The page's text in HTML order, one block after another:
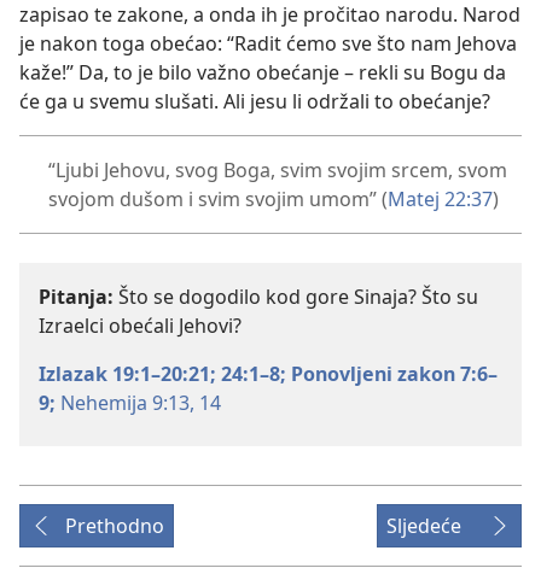
zapisao te zakone, a onda ih je pročitao narodu. Narod
je nakon toga obećao: “Radit ćemo sve što nam Jehova
kaže!” Da, to je bilo važno obećanje – rekli su Bogu da
će ga u svemu slušati. Ali jesu li održali to obećanje?
“Ljubi Jehovu, svog Boga, svim svojim srcem, svom
svojom dušom i svim svojim umom” (Matej 22:37)
Pitanja: Što se dogodilo kod gore Sinaja? Što su
Izraelci obećali Jehovi?
Izlazak 19:1–20:21; 24:1–8; Ponovljeni zakon 7:6–
9; Nehemija 9:13, 14
Prethodno Sljedeće